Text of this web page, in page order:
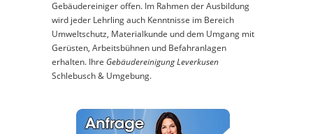
Gebäudereiniger offen. Im Rahmen der Ausbildung
wird jeder Lehrling auch Kenntnisse im Bereich
Umweltschutz, Materialkunde und dem Umgang mit
Gerüsten, Arbeitsbühnen und Befahranlagen
erhalten. Ihre Gebäudereinigung Leverkusen
Schlebusch & Umgebung.